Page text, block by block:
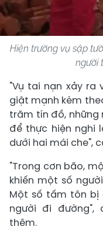
Hiện trường vụ sập
người
"Vụ tai nạn xảy ra
giật mạnh kèm
trăm tín đồ,
để thực hiện nghi
dưới hai mái che",
"Trong cơn bão,
khiến một số
Một số tấm tôn bị
người đi đường",
thêm.